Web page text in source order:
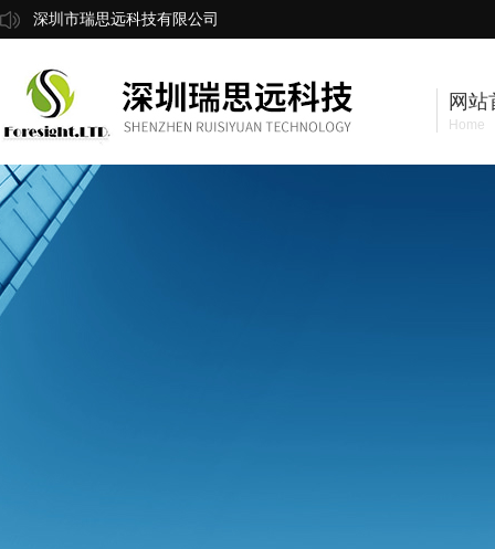
深圳市瑞思远科技有限公司
网站
Home